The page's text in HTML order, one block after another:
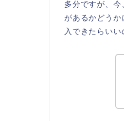
多分ですが、
があるかどう
入できたらい